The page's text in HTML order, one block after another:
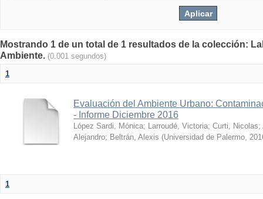
Mostrando 1 de un total de 1 resultados de la colección:
Ambiente. (0.001 segundos)
1
Evaluación del Ambiente Urbano:
- Informe Diciembre 2016
López Sardi, Mónica; Larroudé, Victoria; Curti, Nicolas;
Alejandro; Beltrán, Alexis (Universidad de Palermo,
1